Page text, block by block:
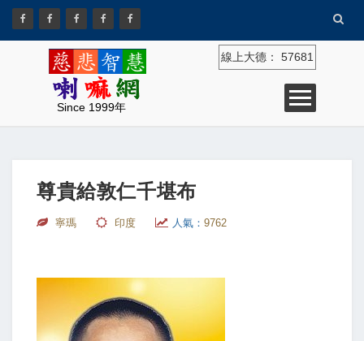
Since 1999年
線上大德： 57681
尊貴給敦仁千堪布
寧瑪 印度 人氣： 9762